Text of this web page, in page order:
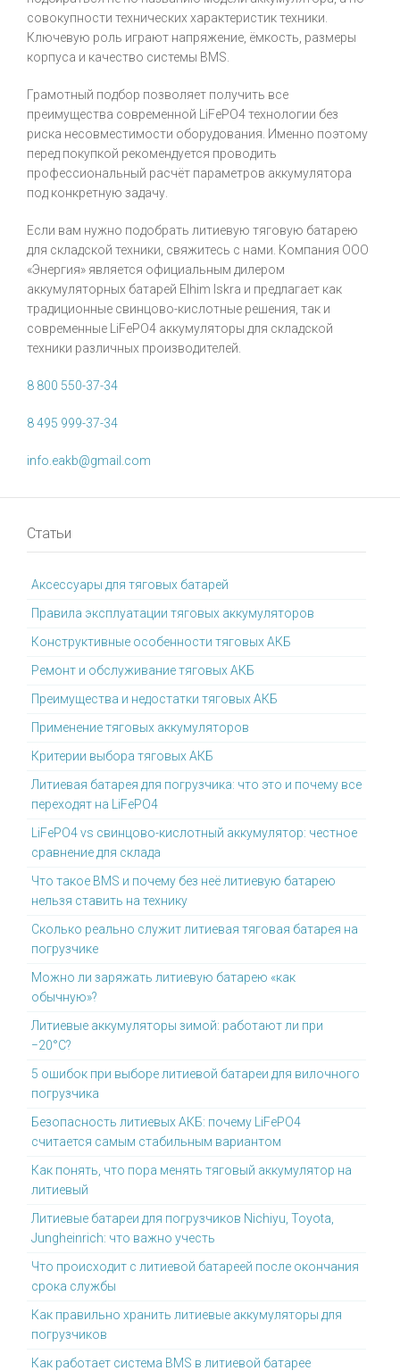
совокупности технических характеристик техники.
Ключевую роль играют напряжение, ёмкость, размеры
корпуса и качество системы BMS.
Грамотный подбор позволяет получить все
преимущества современной LiFePO4 технологии без
риска несовместимости оборудования. Именно поэтому
перед покупкой рекомендуется проводить
профессиональный расчёт параметров аккумулятора
под конкретную задачу.
Если вам нужно подобрать литиевую тяговую батарею
для складской техники, свяжитесь с нами. Компания ООО
«Энергия» является официальным дилером
аккумуляторных батарей Elhim Iskra и предлагает как
традиционные свинцово-кислотные решения, так и
современные LiFePO4 аккумуляторы для складской
техники различных производителей.
8 800 550-37-34
8 495 999-37-34
info.eakb@gmail.com
Статьи
Аксессуары для тяговых батарей
Правила эксплуатации тяговых аккумуляторов
Конструктивные особенности тяговых АКБ
Ремонт и обслуживание тяговых АКБ
Преимущества и недостатки тяговых АКБ
Применение тяговых аккумуляторов
Критерии выбора тяговых АКБ
Литиевая батарея для погрузчика: что это и почему все
переходят на LiFePO4
LiFePO4 vs свинцово-кислотный аккумулятор: честное
сравнение для склада
Что такое BMS и почему без неё литиевую батарею
нельзя ставить на технику
Сколько реально служит литиевая тяговая батарея на
погрузчике
Можно ли заряжать литиевую батарею «как
обычную»?
Литиевые аккумуляторы зимой: работают ли при
−20°C?
5 ошибок при выборе литиевой батареи для вилочного
погрузчика
Безопасность литиевых АКБ: почему LiFePO4
считается самым стабильным вариантом
Как понять, что пора менять тяговый аккумулятор на
литиевый
Литиевые батареи для погрузчиков Nichiyu, Toyota,
Jungheinrich: что важно учесть
Что происходит с литиевой батареей после окончания
срока службы
Как правильно хранить литиевые аккумуляторы для
погрузчиков
Как работает система BMS в литиевой батарее